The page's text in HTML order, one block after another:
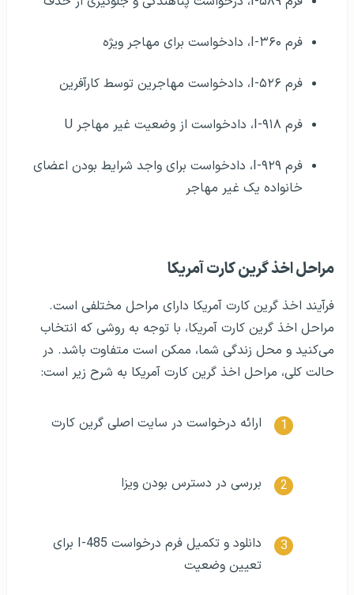
فرم I-۳۶۰، دادخواست برای مهاجر ویژه
فرم I-۵۲۶، دادخواست مهاجرین توسط کارآفرین
فرم I-۹۱۸، دادخواست از وضعیت غیر مهاجر U
فرم I-۹۲۹، دادخواست برای واجد شرایط بودن اعضای
خانواده یک غیر مهاجر
مراحل اخذ گرین کارت آمریکا
فرآیند اخذ گرین کارت آمریکا دارای مراحل مختلفی است.
مراحل اخذ گرین کارت آمریکا، با توجه به روشی که انتخاب
می‌کنید و محل زندگی شما، ممکن است متفاوت باشد. در
حالت کلی، مراحل اخذ گرین کارت آمریکا به شرح زیر است:
ارائه درخواست در سایت اصلی گرین کارت
بررسی در دسترس بودن ویزا
دانلود و تکمیل فرم درخواست I-485 برای
تعیین وضعیت